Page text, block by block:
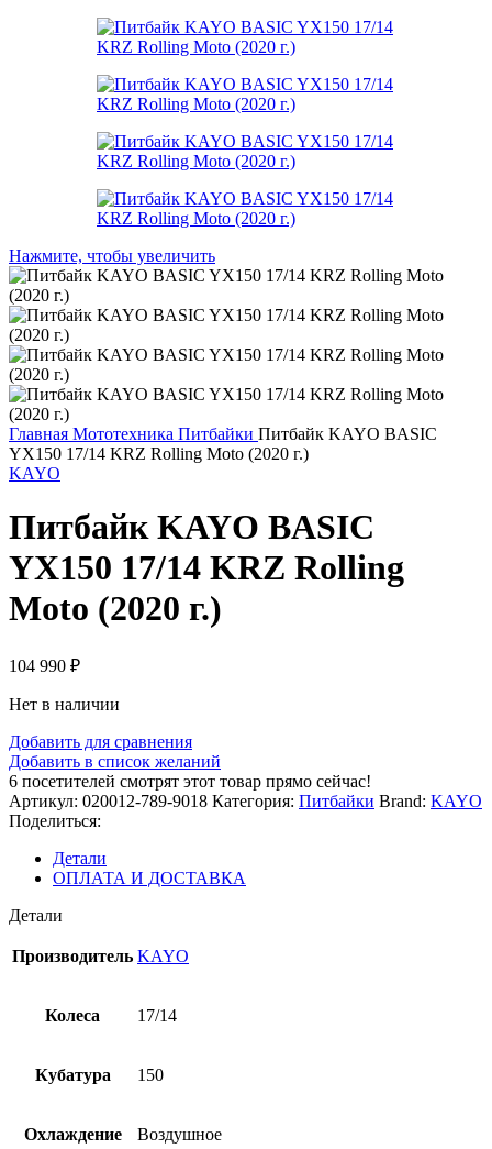
Нажмите, чтобы увеличить
Главная Мототехника Питбайки Питбайк KAYO BASIC
YX150 17/14 KRZ Rolling Moto (2020 г.)
KAYO
Питбайк KAYO BASIC
YX150 17/14 KRZ Rolling
Moto (2020 г.)
104 990 ₽
Нет в наличии
Добавить для сравнения
Добавить в список желаний
6 посетителей смотрят этот товар прямо сейчас!
Артикул: 020012-789-9018 Категория: Питбайки Brand: KAYO
Поделиться:
Детали
ОПЛАТА И ДОСТАВКА
Детали
Производитель KAYO
Колеса 17/14
Кубатура 150
Охлаждение Воздушное